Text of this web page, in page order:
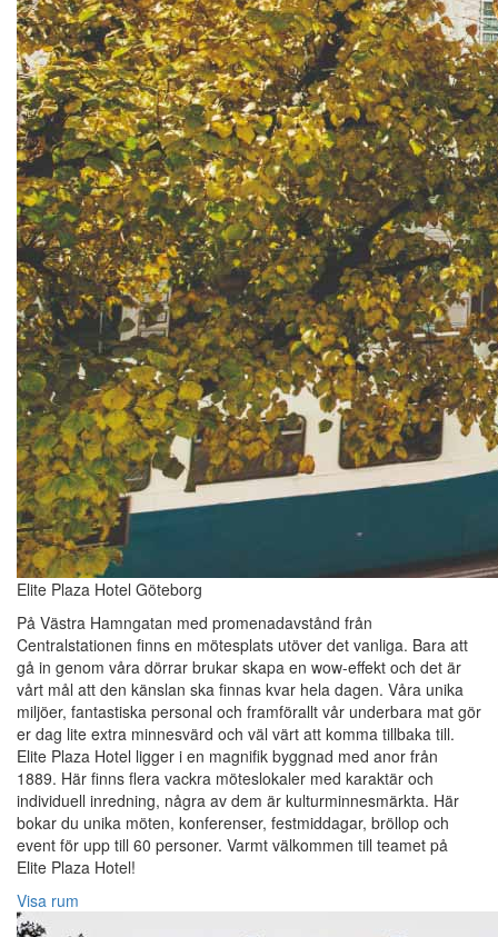
Elite Plaza Hotel Göteborg
På Västra Hamngatan med promenadavstånd från
Centralstationen finns en mötesplats utöver det vanliga. Bara att
gå in genom våra dörrar brukar skapa en wow-effekt och det är
vårt mål att den känslan ska finnas kvar hela dagen. Våra unika
miljöer, fantastiska personal och framförallt vår underbara mat gör
er dag lite extra minnesvärd och väl värt att komma tillbaka till.
Elite Plaza Hotel ligger i en magnifik byggnad med anor från
1889. Här finns flera vackra möteslokaler med karaktär och
individuell inredning, några av dem är kulturminnesmärkta. Här
bokar du unika möten, konferenser, festmiddagar, bröllop och
event för upp till 60 personer. Varmt välkommen till teamet på
Elite Plaza Hotel!‎
Visa rum